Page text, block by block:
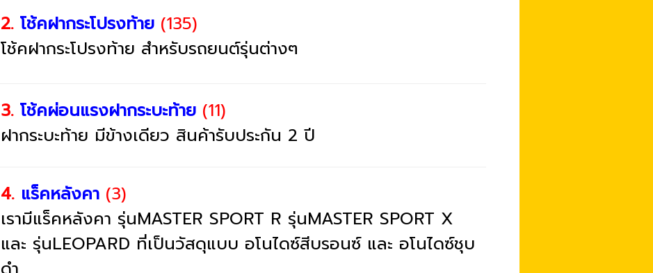
2. โช้คฝากระโปรงท้าย (135)
โช้คฝากระโปรงท้าย สำหรับรถยนต์รุ่นต่างๆ
3. โช้คผ่อนแรงฝากระบะท้าย (11)
ฝากระบะท้าย มีข้างเดียว สินค้ารับประกัน 2 ปี
4. แร็คหลังคา (3)
เรามีแร็คหลังคา รุ่นMASTER SPORT R รุ่นMASTER SPORT X
และ รุ่นLEOPARD ที่เป็นวัสดุแบบ อโนไดซ์สีบรอนซ์ และ อโนไดซ์ชุบ